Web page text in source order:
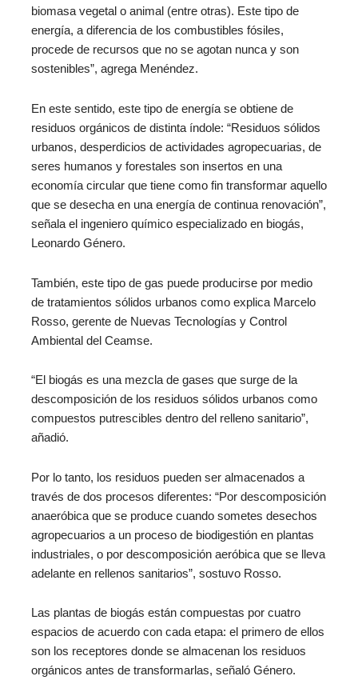
biomasa vegetal o animal (entre otras). Este tipo de
energía, a diferencia de los combustibles fósiles,
procede de recursos que no se agotan nunca y son
sostenibles”, agrega Menéndez.
En este sentido, este tipo de energía se obtiene de
residuos orgánicos de distinta índole: “Residuos sólidos
urbanos, desperdicios de actividades agropecuarias, de
seres humanos y forestales son insertos en una
economía circular que tiene como fin transformar aquello
que se desecha en una energía de continua renovación”,
señala el ingeniero químico especializado en biogás,
Leonardo Género.
También, este tipo de gas puede producirse por medio
de tratamientos sólidos urbanos como explica Marcelo
Rosso, gerente de Nuevas Tecnologías y Control
Ambiental del Ceamse.
“El biogás es una mezcla de gases que surge de la
descomposición de los residuos sólidos urbanos como
compuestos putrescibles dentro del relleno sanitario”,
añadió.
Por lo tanto, los residuos pueden ser almacenados a
través de dos procesos diferentes: “Por descomposición
anaeróbica que se produce cuando sometes desechos
agropecuarios a un proceso de biodigestión en plantas
industriales, o por descomposición aeróbica que se lleva
adelante en rellenos sanitarios”, sostuvo Rosso.
Las plantas de biogás están compuestas por cuatro
espacios de acuerdo con cada etapa: el primero de ellos
son los receptores donde se almacenan los residuos
orgánicos antes de transformarlas, señaló Género.